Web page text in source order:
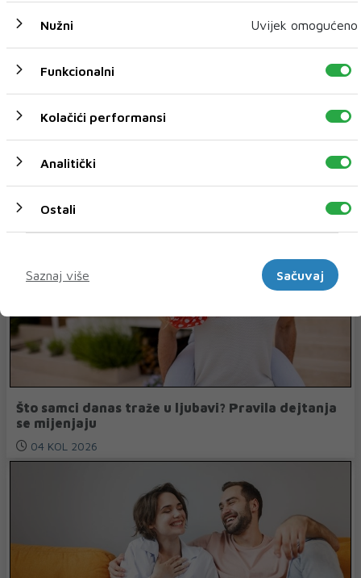
LJUBAV I SEKS
Što samci danas traže u ljubavi? Pravila dejtanja
se mijenjaju
04 KOL 2026
Nužni Uvijek omogućeno
Funkcionalni
Kolačići performansi
Analitički
Ostali
Saznaj više
Sačuvaj